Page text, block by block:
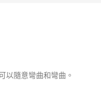
以隨意彎曲和彎曲。